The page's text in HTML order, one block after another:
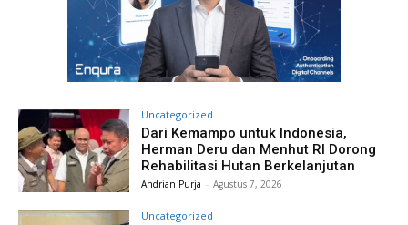
Uncategorized
Dari Kemampo untuk Indonesia,
Herman Deru dan Menhut RI Dorong
Rehabilitasi Hutan Berkelanjutan
Andrian Purja - Agustus 7, 2026
Uncategorized